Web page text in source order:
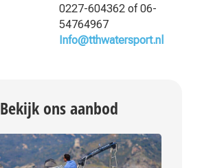
0227-604362 of 06-
54764967
Info@tthwatersport.nl
Bekijk ons aanbod